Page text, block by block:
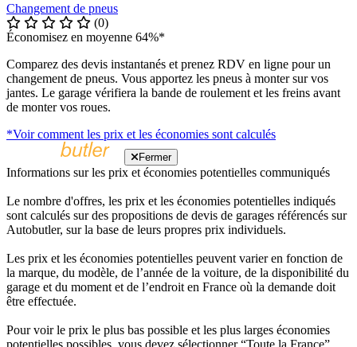
Changement de pneus
(0)
Économisez en moyenne 64%*
Comparez des devis instantanés et prenez RDV en ligne pour un
changement de pneus. Vous apportez les pneus à monter sur vos
jantes. Le garage vérifiera la bande de roulement et les freins avant
de monter vos roues.
*Voir comment les prix et les économies sont calculés
Fermer
Informations sur les prix et économies potentielles communiqués
Le nombre d'offres, les prix et les économies potentielles indiqués
sont calculés sur des propositions de devis de garages référencés sur
Autobutler, sur la base de leurs propres prix individuels.
Les prix et les économies potentielles peuvent varier en fonction de
la marque, du modèle, de l’année de la voiture, de la disponibilité du
garage et du moment et de l’endroit en France où la demande doit
être effectuée.
Pour voir le prix le plus bas possible et les plus larges économies
potentielles possibles, vous devez sélectionner “Toute la France”